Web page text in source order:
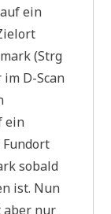
ein
(Strg
D-Scan
ein
sobald
ist. Nun
aber nur